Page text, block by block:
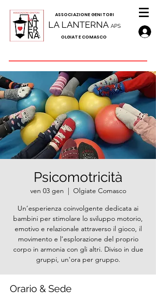
LA LANTERNA APS
ASSOCIAZIONE GENITORI
OLGIATE COMASCO
Psicomotricità
ven 03 gen
  |
Olgiate Comasco
Un’esperienza coinvolgente dedicata ai
bambini per stimolare lo sviluppo motorio,
emotivo e relazionale attraverso il gioco, il
movimento e l’esplorazione del proprio
corpo in armonia con gli altri. Diviso in due
gruppi, un'ora per gruppo.
Orario & Sede